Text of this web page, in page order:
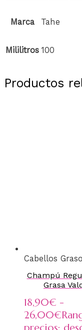
Marca Tahe
Mililitros 100
Productos
Cabellos
Champú
Grasa
18,90€ -
26,00€